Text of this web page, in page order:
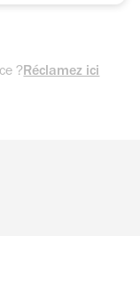
?Réclamez ici